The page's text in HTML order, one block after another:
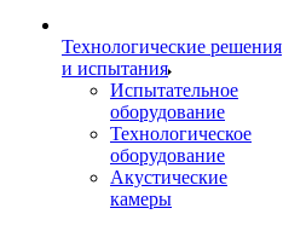
Технологические решения
и испытания
Испытательное
оборудование
Технологическое
оборудование
Акустические
камеры